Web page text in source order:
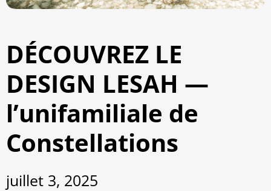
DÉCOUVREZ LE
DESIGN LESAH —
l’unifamiliale de
Constellations
juillet 3, 2025